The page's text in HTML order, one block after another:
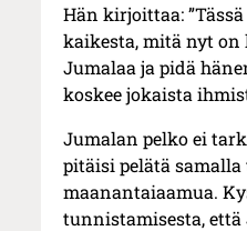
Hän kirjoittaa:
kaikesta, mitä nyt on
Jumalaa ja pidä
koskee jokaista
Jumalan pelko ei
pitäisi pelätä
maanantaiaamua.
tunnistamisesta,